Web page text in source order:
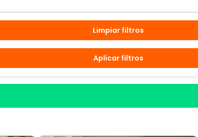
Limpiar filtros
Aplicar filtros